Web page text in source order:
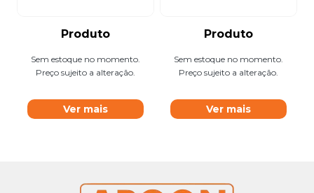
Produto
Sem estoque no momento.
Preço sujeito a alteração.
Ver mais
Produto
Sem estoque no momento.
Preço sujeito a alteração.
Ver mais